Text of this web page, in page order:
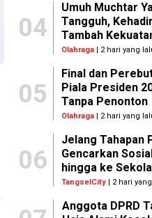
04
Umuh Muchtar
Tangguh,
Tambah
Olahraga | 2 hari yang
05
Final dan
Piala Presiden
Tanpa Penonton
Olahraga | 2 hari yang
06
Jelang Tahapan
Gencarkan
hingga ke
TangselCity | 2 hari
Anggota DPRD